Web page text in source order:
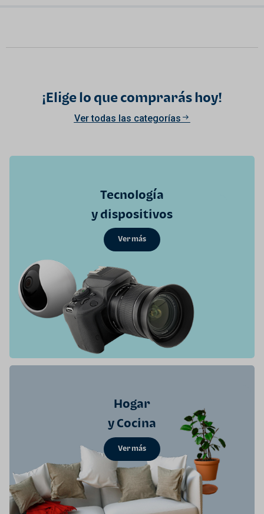
¡Elige lo que comprarás hoy!
Ver todas las categorías
Tecnología
y dispositivos
Ver más
Hogar
y Cocina
Ver más